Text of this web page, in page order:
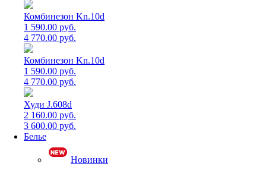
Комбинезон Kn.10d
1 590.00 руб.
4 770.00 руб.
Комбинезон Kn.10d
1 590.00 руб.
4 770.00 руб.
Худи J.608d
2 160.00 руб.
3 600.00 руб.
Белье
Новинки